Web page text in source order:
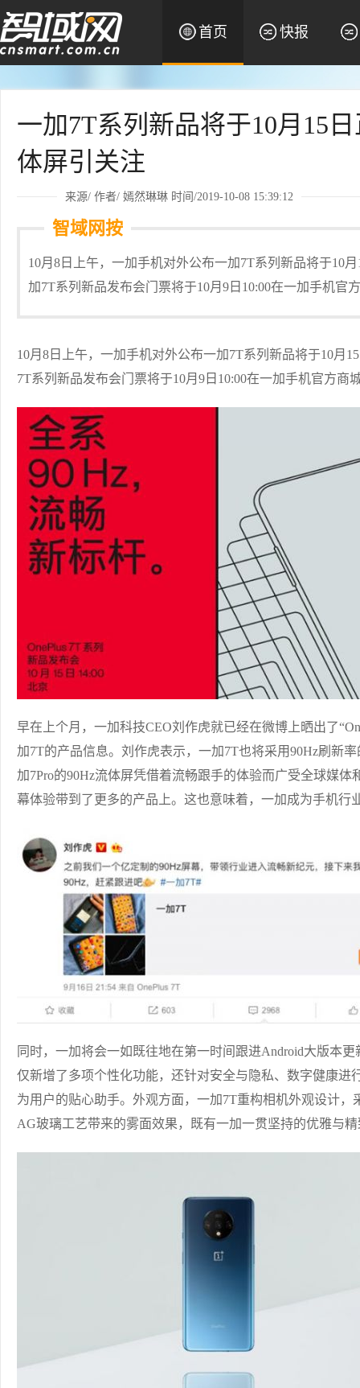
首页 快报
一加7T系列新品将于10月15
体屏引关注
来源/ 作者/ 嫣然琳琳 时间/2019-10-08 15:39:12
智域网按
10月8日上午，一加手机对外公布一加7T系列新品将于10
加7T系列新品发布会门票将于10月9日10:00在一加手机官
10月8日上午，一加手机对外公布一加7T系列新品将于10月
7T系列新品发布会门票将于10月9日10:00在一加手机官方商
早在上个月，一加科技CEO刘作虎就已经在微博上晒出了
加7T的产品信息。刘作虎表示，一加7T也将采用90Hz刷新
加7Pro的90Hz流体屏凭借着流畅跟手的体验而广受全球媒
幕体验带到了更多的产品上。这也意味着，一加成为手机行
同时，一加将会一如既往地在第一时间跟进Android大版本
仅新增了多项个性化功能，还针对安全与隐私、数字健康进
为用户的贴心助手。外观方面，一加7T重构相机外观设计
AG玻璃工艺带来的雾面效果，既有一加一贯坚持的优雅与